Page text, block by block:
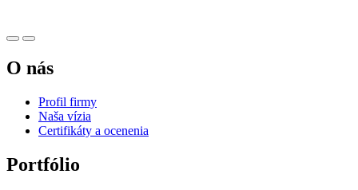
O nás
Profil firmy
Naša vízia
Certifikáty a ocenenia
Portfólio